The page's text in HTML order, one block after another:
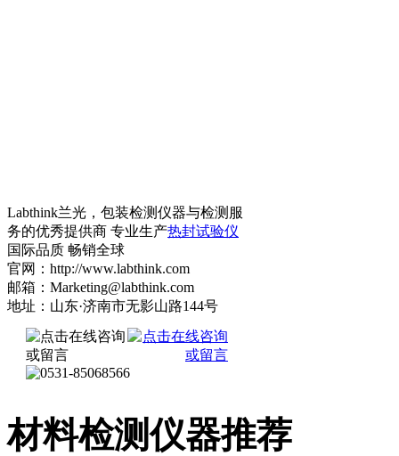
Labthink兰光，包装检测仪器与检测服
务的优秀提供商 专业生产热封试验仪
国际品质 畅销全球
官网：http://www.labthink.com
邮箱：Marketing@labthink.com
地址：山东·济南市无影山路144号
材料检测仪器推荐